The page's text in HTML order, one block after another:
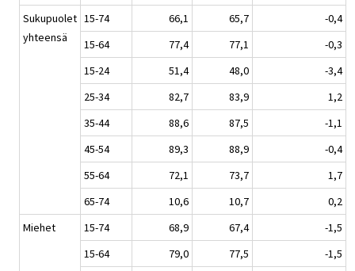
Sukupuolet
yhteensä
15-74 66,1 65,7
-0,4
15-64
77,4 77,1
-0,3
15-24
51,4 48,0
-3,4
25-34
82,7 83,9
1,2
35-44
88,6 87,5
-1,1
45-54
89,3 88,9
-0,4
55-64
72,1 73,7
1,7
65-74
10,6 10,7
0,2
Miehet
15-74 68,9 67,4
-1,5
15-64
79,0 77,5
-1,5